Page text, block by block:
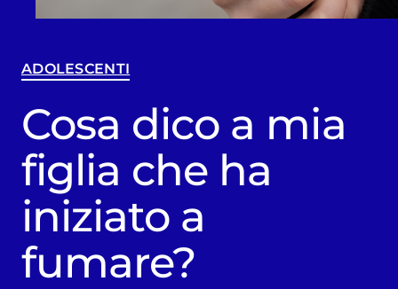
ADOLESCENTI
Cosa dico a mia
figlia che ha
iniziato a
fumare?